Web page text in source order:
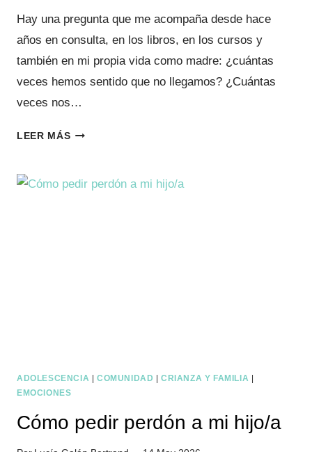
Hay una pregunta que me acompaña desde hace
años en consulta, en los libros, en los cursos y
también en mi propia vida como madre: ¿cuántas
veces hemos sentido que no llegamos? ¿Cuántas
veces nos…
LEER MÁSCONFERENCIA
LLEGA
ADOLESCENCIA | COMUNIDAD |CRIANZA Y FAMILIA |
EMOCIONES
Cómo pedir perdón a mi hijo/a